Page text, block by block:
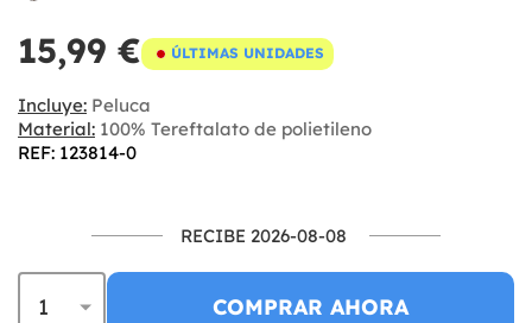
15,99 € ÚLTIMAS UNIDADES
Incluye: Peluca
Material: 100% Tereftalato de polietileno
REF: 123814-0
RECIBE 2026-08-08
COMPRAR AHORA